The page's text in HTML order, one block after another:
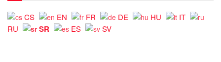
CS EN FR DE HU
IT
RU
SR ES SV